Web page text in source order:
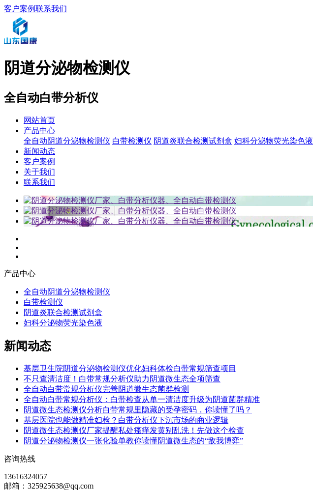
客户案例联系我们
阴道分泌物检测仪
全自动白带分析仪
网站首页
产品中心
全自动阴道分泌物检测仪 白带检测仪 阴道炎联合检测试剂盒 妇科分泌物荧光染色液
新闻动态
客户案例
关于我们
联系我们
产品中心
全自动阴道分泌物检测仪
白带检测仪
阴道炎联合检测试剂盒
妇科分泌物荧光染色液
新闻动态
基层卫生院阴道分泌物检测仪优化妇科体检白带常规筛查项目
不只查清洁度！白带常规分析仪助力阴道微生态全项筛查
全自动白带常规分析仪完善阴道微生态菌群检测
全自动白带常规分析仪：白带检查从单一清洁度升级为阴道菌群精准
阴道微生态检测仪分析白带常规里隐藏的受孕密码，你读懂了吗？
基层医院也能做精准妇检？白带分析仪下沉市场的商业逻辑
阴道微生态检测仪厂家提醒私处瘙痒发黄别乱洗！先做这个检查
阴道分泌物检测仪一张化验单教你读懂阴道微生态的“敌我博弈”
咨询热线
13616324057
邮箱：325925638@qq.com